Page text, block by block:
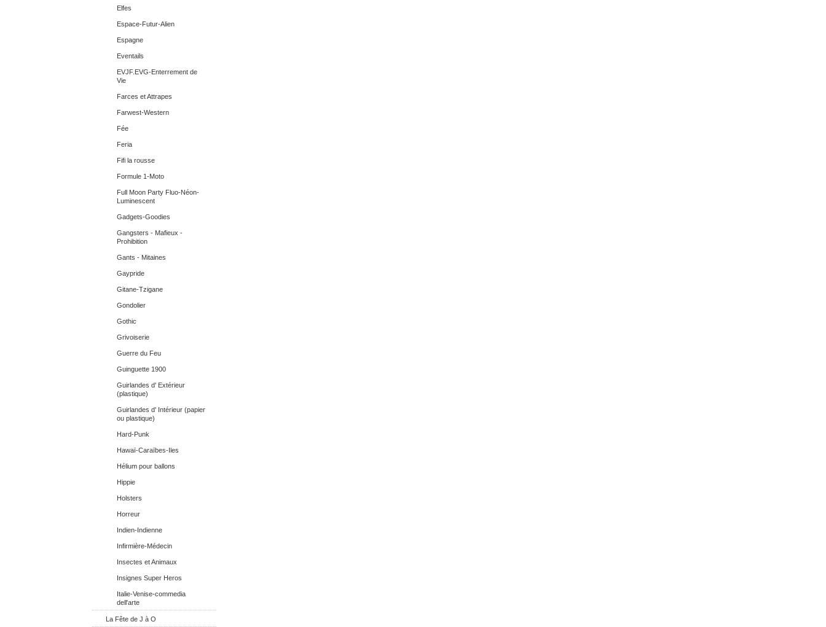
Elfes
Espace-Futur-Alien
Espagne
Eventails
EVJF.EVG-Enterrement de
Vie
Farces et Attrapes
Farwest-Western
Fée
Feria
Fifi la rousse
Formule 1-Moto
Full Moon Party Fluo-Néon-
Luminescent
Gadgets-Goodies
Gangsters - Mafieux -
Prohibition
Gants - Mitaines
Gaypride
Gitane-Tzigane
Gondolier
Gothic
Grivoiserie
Guerre du Feu
Guinguette 1900
Guirlandes d' Extérieur
(plastique)
Guirlandes d' Intérieur (papier
ou plastique)
Hard-Punk
Hawaï-Caraïbes-Iles
Hélium pour ballons
Hippie
Holsters
Horreur
Indien-Indienne
Infirmière-Médecin
Insectes et Animaux
Insignes Super Heros
Italie-Venise-commedia
dell'arte
La Fête de J à O